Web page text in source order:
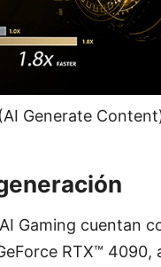
Generate
Gaming cuentan
RTX™ 4090,